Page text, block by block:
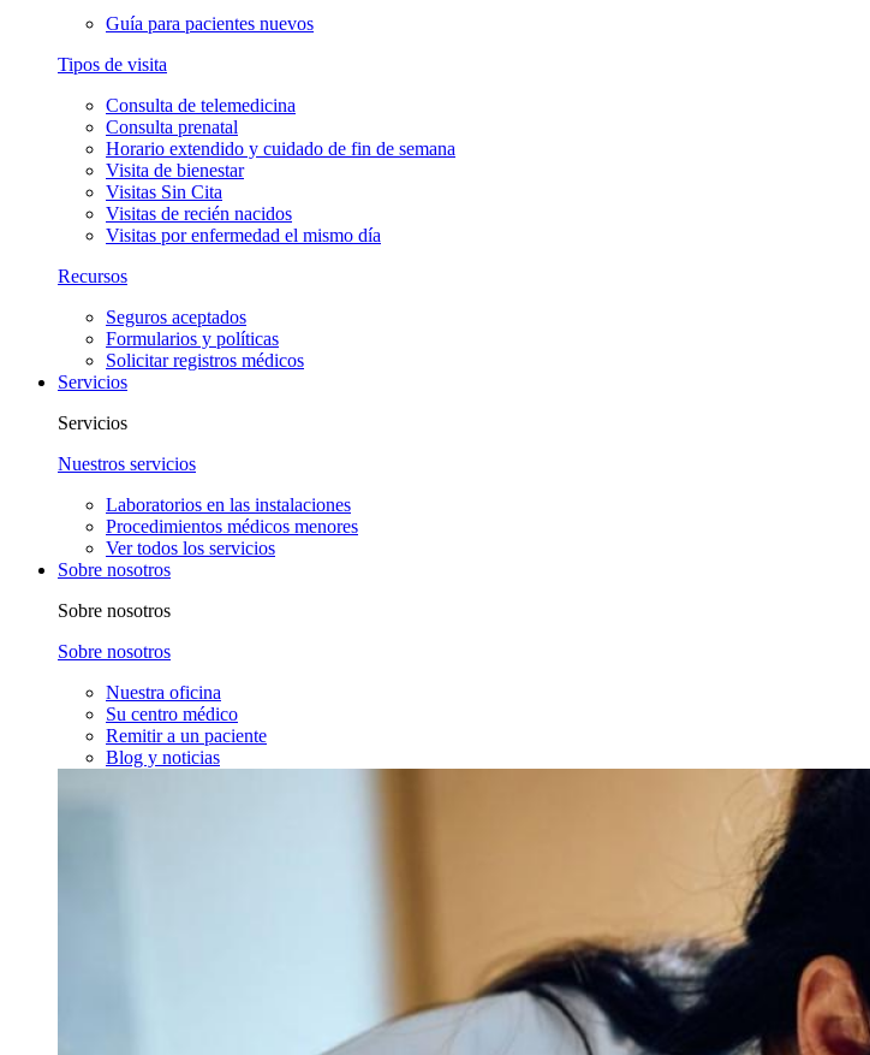
Guía para pacientes nuevos
Tipos de visita
Consulta de telemedicina
Consulta prenatal
Horario extendido y cuidado de fin de semana
Visita de bienestar
Visitas Sin Cita
Visitas de recién nacidos
Visitas por enfermedad el mismo día
Recursos
Seguros aceptados
Formularios y políticas
Solicitar registros médicos
Servicios
Servicios
Nuestros servicios
Laboratorios en las instalaciones
Procedimientos médicos menores
Ver todos los servicios
Sobre nosotros
Sobre nosotros
Sobre nosotros
Nuestra oficina
Su centro médico
Remitir a un paciente
Blog y noticias